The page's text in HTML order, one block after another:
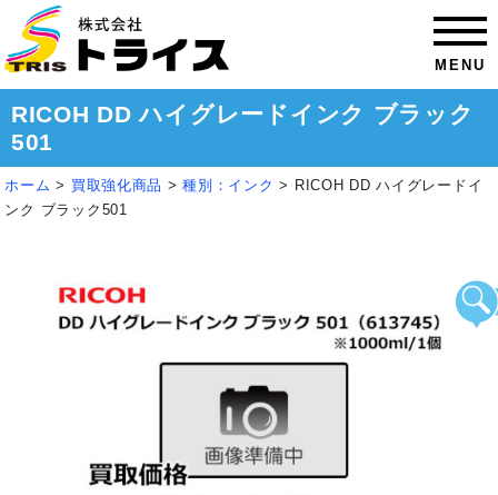
MENU
RICOH DD ハイグレードインク ブラック
501
ホーム > 買取強化商品 >種別：インク >
RICOH DD ハイグレードイ
ンク ブラック501